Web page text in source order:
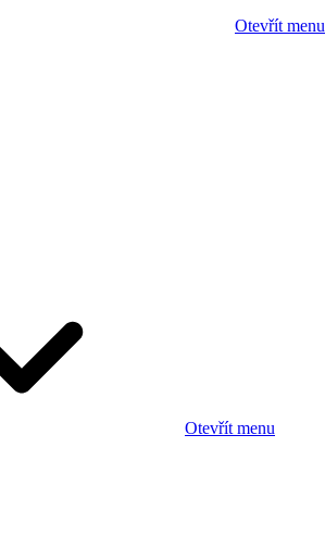
Otevřít menu
Otevřít menu